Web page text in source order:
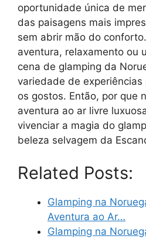
oportunidade única de
das paisagens mais
sem abrir mão do
aventura, relaxamento ou
cena de glamping da
variedade de
os gostos. Então, por que
aventura ao ar livre
vivenciar a magia do
beleza selvagem da
Related Posts:
Glamping na
Aventura ao Ar…
Glamping na